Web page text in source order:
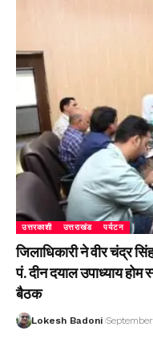
उत्तरकाशी उत्तराखंड पर्यटन
जिलाधिकारी ने वीर चंद्र
पं. दीन दयाल उपाध्याय
बैठक
Lokesh Badoni